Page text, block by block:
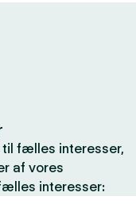
fælles interesser,
af vores
interesser: